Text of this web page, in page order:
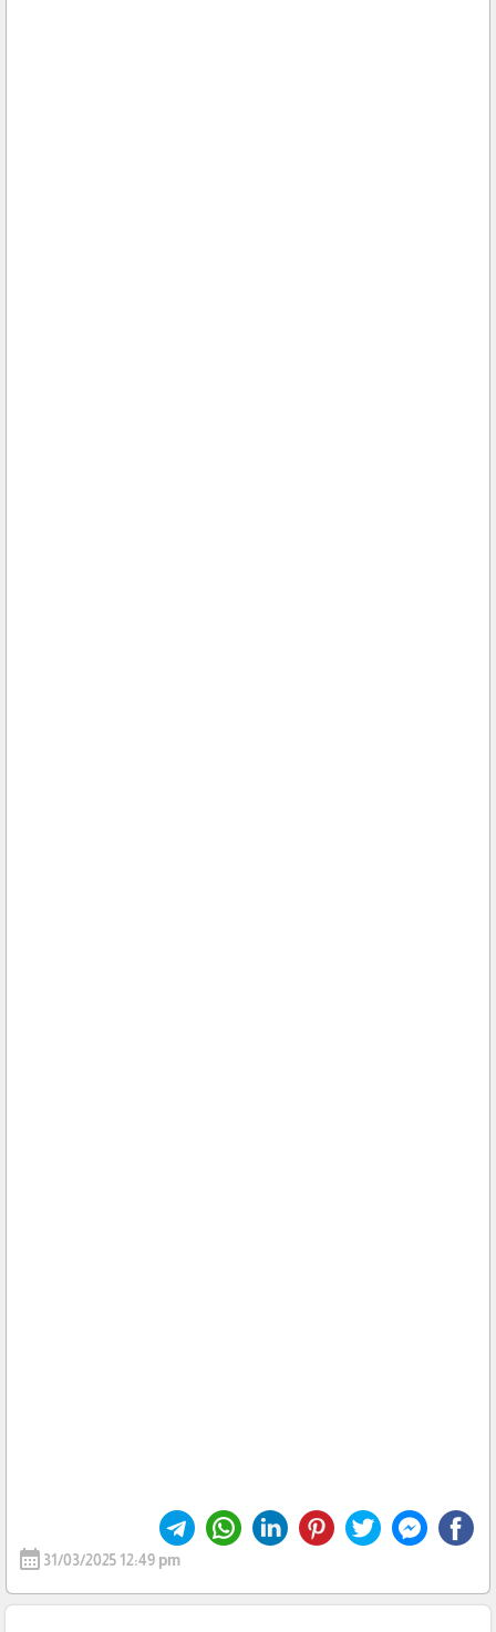
calendar_month 31/03/2025 12:49 pm